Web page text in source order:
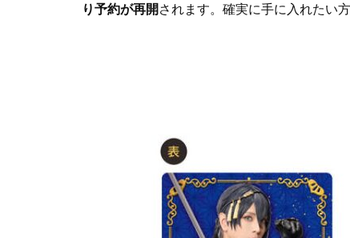
り予約が再開 されます。確実に手に入れたい